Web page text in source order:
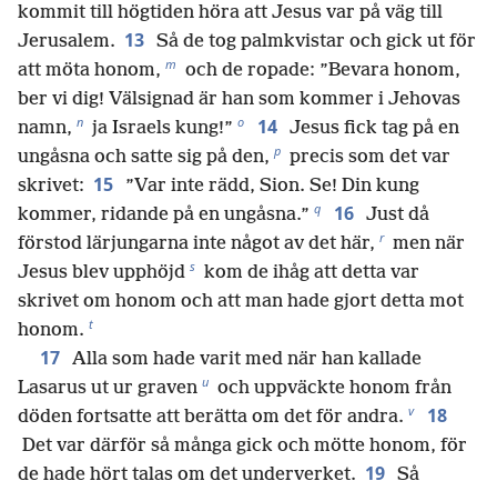
kommit till högtiden höra att Jesus var på väg till
Jerusalem. 13 Så de tog palmkvistar och gick ut för
att möta honom, m och de ropade: ”Bevara honom,
ber vi dig! Välsignad är han som kommer i Jehovas
namn, n ja Israels kung!” o 14 Jesus fick tag på en
ungåsna och satte sig på den, p precis som det var
skrivet: 15
”Var inte rädd, Sion. Se! Din kung
kommer, ridande på en ungåsna.” q 16 Just då
förstod lärjungarna inte något av det här, r men när
Jesus blev upphöjd s kom de ihåg att detta var
skrivet om honom och att man hade gjort detta mot
honom. t
17 Alla som hade varit med när han kallade
Lasarus ut ur graven u och uppväckte honom från
döden fortsatte att berätta om det för andra. v 18
Det var därför så många gick och mötte honom, för
de hade hört talas om det underverket. 19 Så